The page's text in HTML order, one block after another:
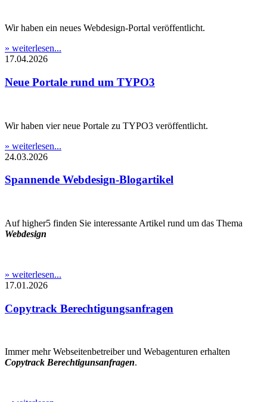
Wir haben ein neues Webdesign-Portal veröffentlicht.
» weiterlesen...
17.04.2026
Neue Portale rund um TYPO3
Wir haben vier neue Portale zu TYPO3 veröffentlicht.
» weiterlesen...
24.03.2026
Spannende Webdesign-Blogartikel
Auf higher5 finden Sie interessante Artikel rund um das Thema
Webdesign
» weiterlesen...
17.01.2026
Copytrack Berechtigungsanfragen
Immer mehr Webseitenbetreiber und Webagenturen erhalten
Copytrack Berechtigunsanfragen.